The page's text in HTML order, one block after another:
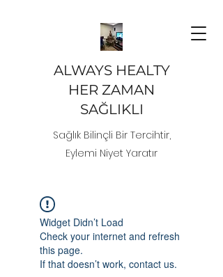
ALWAYS HEALTY
HER ZAMAN
SAĞLIKLI
Sağlık Bilinçli Bir Tercihtir,
Eylemi Niyet Yaratır
Widget Didn’t Load
Check your internet and refresh
this page.
If that doesn’t work, contact us.